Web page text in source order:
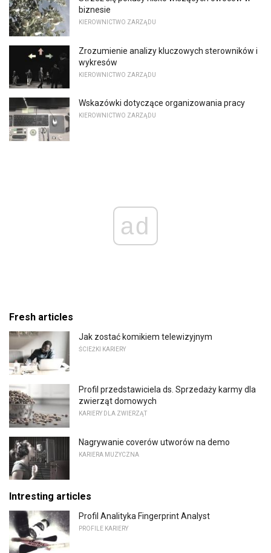
biznesie
KIEROWNICTWO ZARZĄDU
Zrozumienie analizy kluczowych sterowników i
wykresów
KIEROWNICTWO ZARZĄDU
Wskazówki dotyczące organizowania pracy
KIEROWNICTWO ZARZĄDU
ad
Fresh articles
Jak zostać komikiem telewizyjnym
ŚCIEŻKI KARIERY
Profil przedstawiciela ds. Sprzedaży karmy dla
zwierząt domowych
KARIERY DLA ZWIERZĄT
Nagrywanie coverów utworów na demo
KARIERA MUZYCZNA
Intresting articles
Profil Analityka Fingerprint Analyst
PROFILE KARIERY